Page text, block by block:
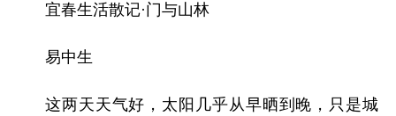
宜春生活散记·门与山林
易中生
这两天天气好，太阳几乎从早晒到晚，只是城